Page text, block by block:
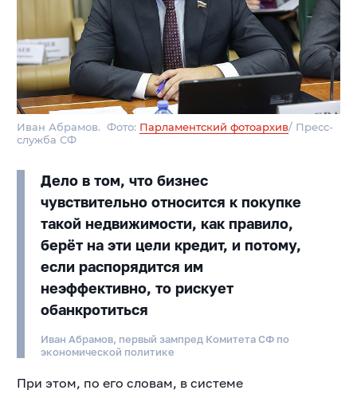
Иван Абрамов. Фото: Парламентский фотоархив/ Пресс-
служба СФ
Дело в том, что бизнес
чувствительно относится к покупке
такой недвижимости, как правило,
берёт на эти цели кредит, и потому,
если распорядится им
неэффективно, то рискует
обанкротиться
Иван Абрамов, первый зампред Комитета СФ по
экономической политике
При этом, по его словам, в системе